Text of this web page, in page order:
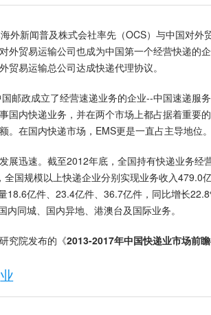
外新闻普及株式会社率先（OCS）与中国对
外贸易运输公司也成为中国第一个经营快递的
贸易运输总公司达成快递代理协议。
邮政成立了经营速递业务的企业--中国速递服
国内快递业务，并在两个市场上都占据着重要
。在国内快递市场，EMS更是一直占主导地位
展迅速。截至2012年底，全国持有快递业务
国规模以上快递企业分别实现业务收入
18.6亿件、23.4亿件、36.7亿件，同比增长
内同城、国内异地、港澳台及国际业务。
究院发布的《2013-2017年中国快递业市场前